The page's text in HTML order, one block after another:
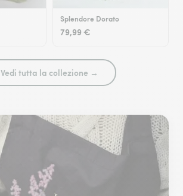
Splendore Dorato
79,99 €
Vedi tutta la collezione →